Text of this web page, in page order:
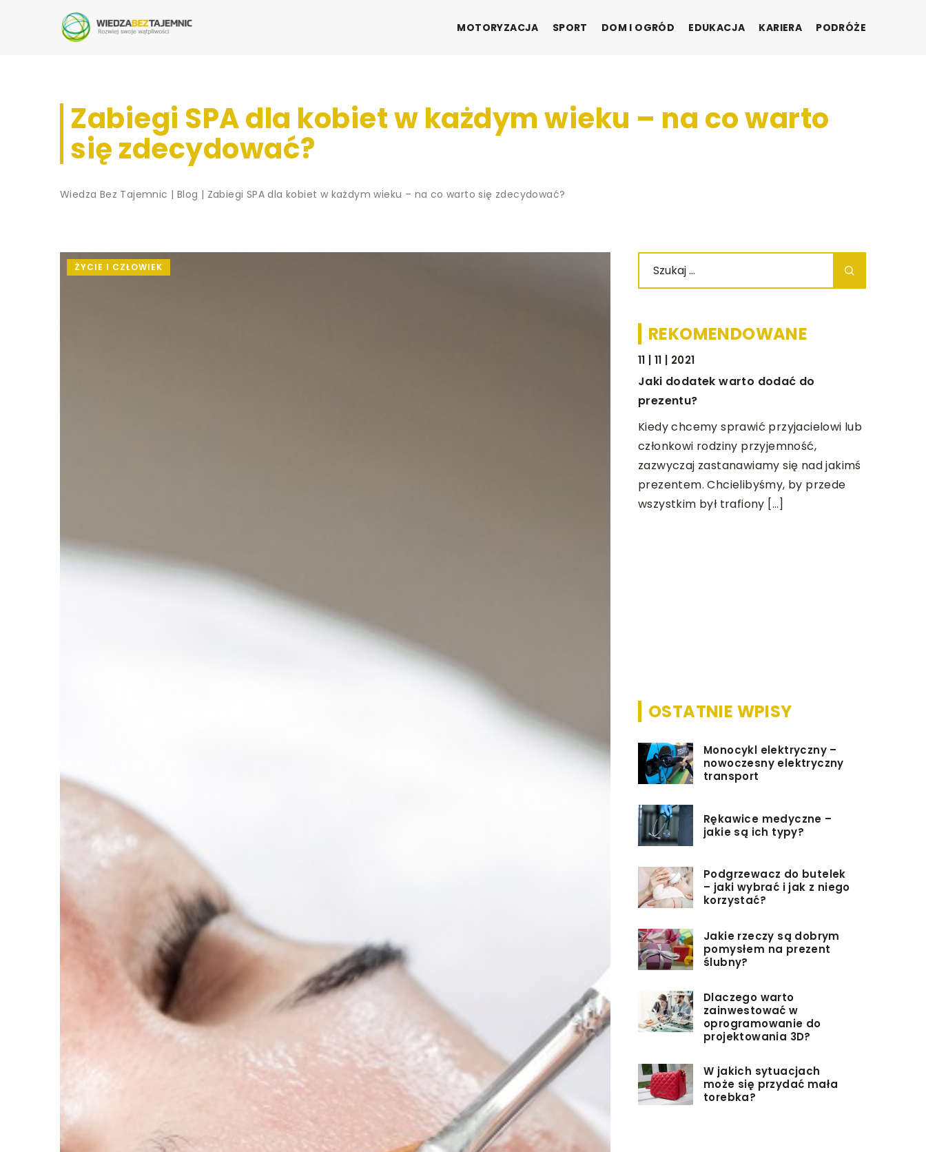
MOTORYZACJA SPORT DOM I OGRÓD EDUKACJA KARIERA PODRÓŻE
Zabiegi SPA dla kobiet w każdym wieku – na co warto
się zdecydować?
Wiedza Bez Tajemnic | Blog | Zabiegi SPA dla kobiet w każdym wieku – na co warto się zdecydować?
ŻYCIE I CZŁOWIEK
REKOMENDOWANE
istotne?
Okres dojrzewania to niezwykle trudny i
często stresujący czas nie tylko dla
młodego człowieka, ale i jego najbliższej
konsumentom produkty […]
ŻYCIE I CZŁOWIEK
11 | 11 | 2021
Jaki dodatek warto dodać do
prezentu?
Kiedy chcemy sprawić przyjacielowi lub
członkowi rodziny przyjemność,
zazwyczaj zastanawiamy się nad jakimś
prezentem. Chcielibyśmy, by przede
wszystkim był trafiony […]
OSTATNIE WPISY
Monocykl elektryczny –
nowoczesny elektryczny
transport
Rękawice medyczne –
jakie są ich typy?
Podgrzewacz do butelek
– jaki wybrać i jak z niego
korzystać?
Jakie rzeczy są dobrym
pomysłem na prezent
ślubny?
Dlaczego warto
zainwestować w
oprogramowanie do
projektowania 3D?
W jakich sytuacjach
może się przydać mała
torebka?